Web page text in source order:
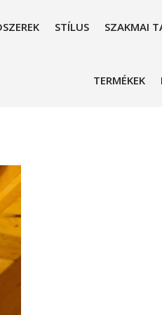
STÍLUS SZAKMAI
TERMÉKEK